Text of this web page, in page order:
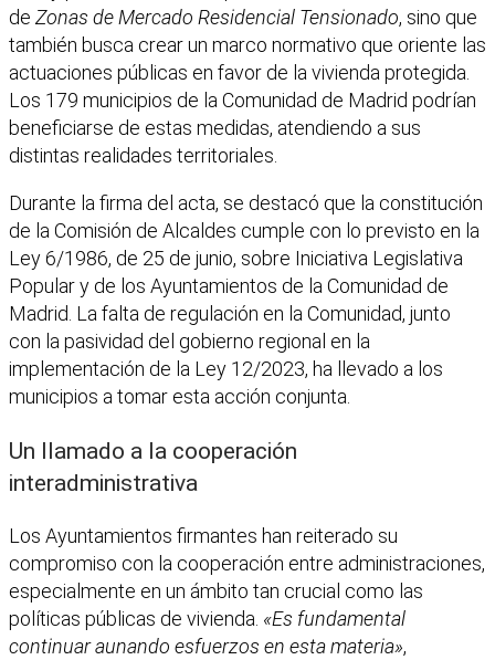
de Zonas de Mercado Residencial Tensionado, sino que
también busca crear un marco normativo que oriente las
actuaciones públicas en favor de la vivienda protegida.
Los 179 municipios de la Comunidad de Madrid podrían
beneficiarse de estas medidas, atendiendo a sus
distintas realidades territoriales.
Durante la firma del acta, se destacó que la constitución
de la Comisión de Alcaldes cumple con lo previsto en la
Ley 6/1986, de 25 de junio, sobre Iniciativa Legislativa
Popular y de los Ayuntamientos de la Comunidad de
Madrid. La falta de regulación en la Comunidad, junto
con la pasividad del gobierno regional en la
implementación de la Ley 12/2023, ha llevado a los
municipios a tomar esta acción conjunta.
Un llamado a la cooperación
interadministrativa
Los Ayuntamientos firmantes han reiterado su
compromiso con la cooperación entre administraciones,
especialmente en un ámbito tan crucial como las
políticas públicas de vivienda. «Es fundamental
continuar aunando esfuerzos en esta materia»,